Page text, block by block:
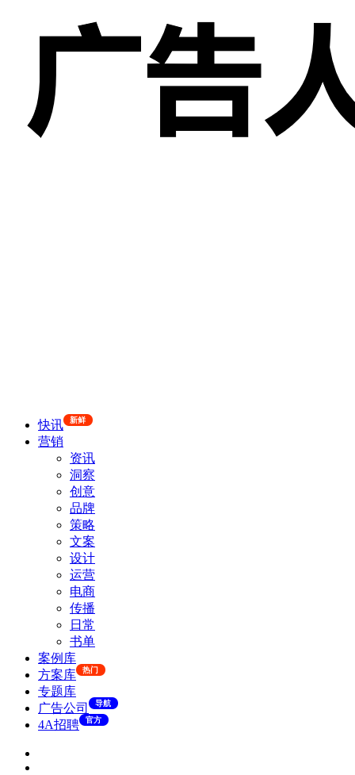
快讯 新鲜
营销
资讯
洞察
创意
品牌
策略
文案
设计
运营
电商
传播
日常
书单
案例库
方案库
热门
专题库
广告公司
导航
4A招聘 官方